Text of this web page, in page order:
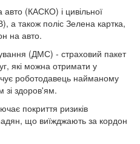
авто (КАСКО) і цивільної
а також поліс Зелена картка,
на авто.
(ДМС) - страховий пакет
які можна отримати у
роботодавець найманому
зі здоров'ям.
покриття ризиків
що виїжджають за кордон